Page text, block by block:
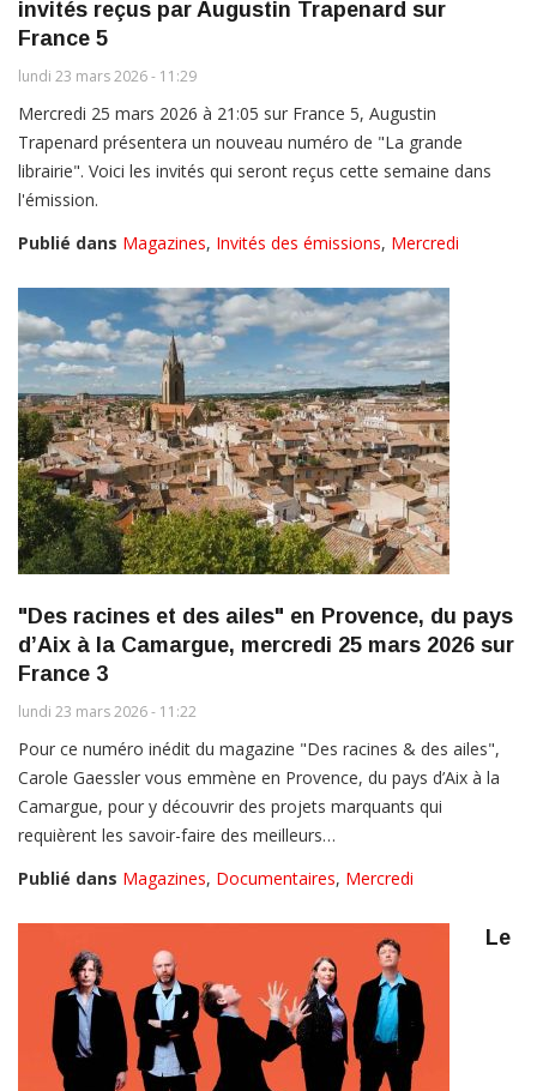
invités reçus par Augustin Trapenard sur
France 5
lundi 23 mars 2026 - 11:29
Mercredi 25 mars 2026 à 21:05 sur France 5, Augustin
Trapenard présentera un nouveau numéro de "La grande
librairie". Voici les invités qui seront reçus cette semaine dans
l'émission.
Publié dans Magazines, Invités des émissions, Mercredi
"Des racines et des ailes" en Provence, du pays
d’Aix à la Camargue, mercredi 25 mars 2026 sur
France 3
lundi 23 mars 2026 - 11:22
Pour ce numéro inédit du magazine "Des racines & des ailes",
Carole Gaessler vous emmène en Provence, du pays d’Aix à la
Camargue, pour y découvrir des projets marquants qui
requièrent les savoir-faire des meilleurs…
Publié dans Magazines, Documentaires, Mercredi
Le